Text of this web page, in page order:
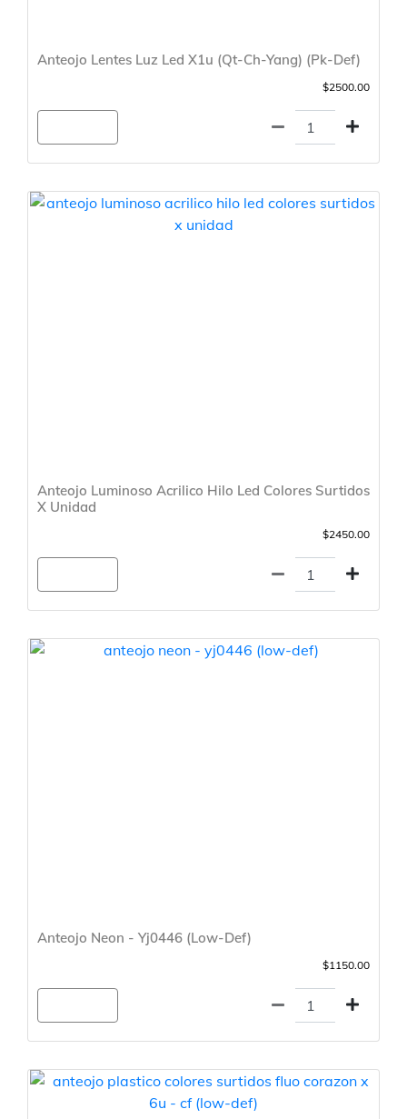
Anteojo Lentes Luz Led X1u (Qt-Ch-Yang) (Pk-Def)
$2500.00
Anteojo Luminoso Acrilico Hilo Led Colores Surtidos
X Unidad
$2450.00
Anteojo Neon - Yj0446 (Low-Def)
$1150.00